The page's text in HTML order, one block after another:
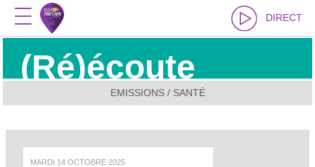
DIRECT
(Ré)écoute
EMISSIONS / SANTÉ
MARDI 14 OCTOBRE 2025